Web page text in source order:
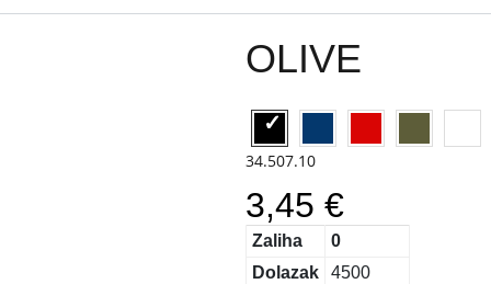
OLIVE
34.507.10
3,45 €
Zaliha
0
Dolazak
4500